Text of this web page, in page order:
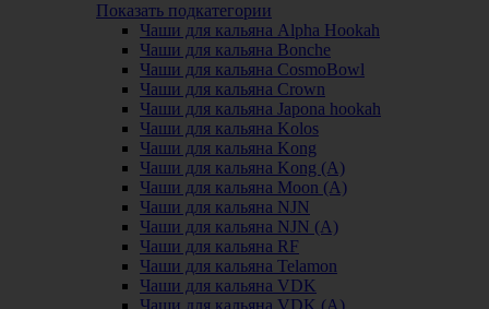
Показать подкатегории
Чаши для кальяна Alpha Hookah
Чаши для кальяна Bonche
Чаши для кальяна CosmoBowl
Чаши для кальяна Crown
Чаши для кальяна Japona hookah
Чаши для кальяна Kolos
Чаши для кальяна Kong
Чаши для кальяна Kong (A)
Чаши для кальяна Moon (А)
Чаши для кальяна NJN
Чаши для кальяна NJN (А)
Чаши для кальяна RF
Чаши для кальяна Telamon
Чаши для кальяна VDK
Чаши для кальяна VDK (А)